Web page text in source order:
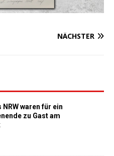
NÄCHSTER
NRW waren für ein
zu Gast am